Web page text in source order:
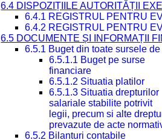
6.4 DISPOZIȚIILE AUTORITĂȚII
6.4.1 REGISTRUL PENTRU
6.4.2 REGISTRUL PENTRU
6.5 DOCUMENTE ȘI INFORMAȚII
6.5.1 Buget din toate sursele
6.5.1.1 Buget pe surse
financiare
6.5.1.2 Situatia platilor
6.5.1.3 Situatia drepturilor
salariale stabilite potrivit
legii, precum si alte
prevazute de acte
6.5.2 Bilanturi contabile